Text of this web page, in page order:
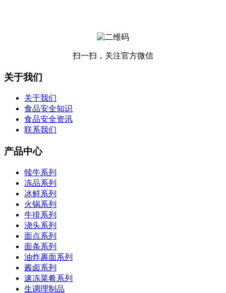
扫一扫，关注官方微信
关于我们
关于我们
食品安全知识
食品安全资讯
联系我们
产品中心
犊牛系列
冻品系列
冰鲜系列
火锅系列
牛排系列
浇头系列
面点系列
面条系列
油炸裹面系列
酱卤系列
速冻菜肴系列
生调理制品